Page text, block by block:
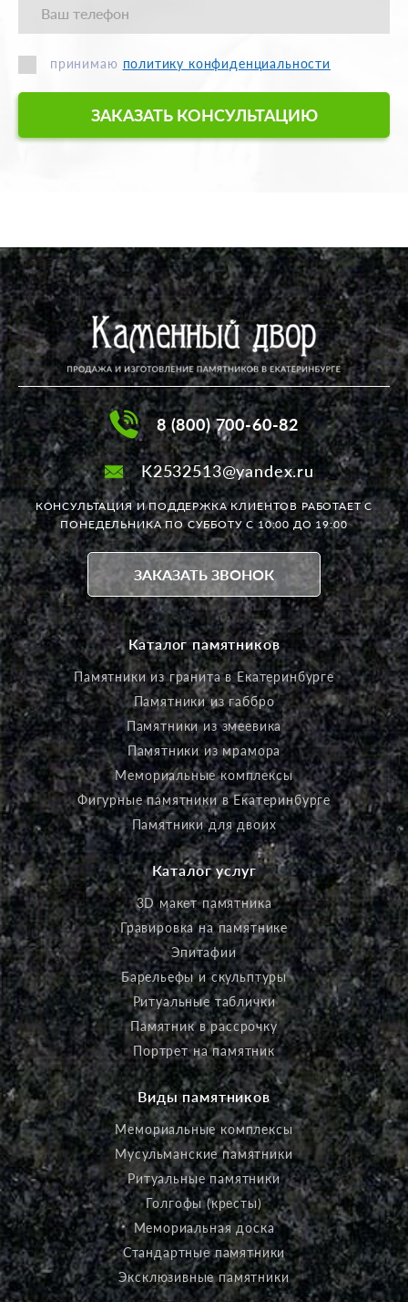
принимаю политику конфиденциальности
ЗАКАЗАТЬ КОНСУЛЬТАЦИЮ
8 (800) 700-60-82
K2532513@yandex.ru
КОНСУЛЬТАЦИЯ И ПОДДЕРЖКА КЛИЕНТОВ РАБОТАЕТС
ПОНЕДЕЛЬНИКА ПО СУББОТУ С 10:00 ДО 19:00
ЗАКАЗАТЬ ЗВОНОК
Каталог памятников
Памятники из гранита в Екатеринбурге
Памятники из габбро
Памятники из змеевика
Памятники из мрамора
Мемориальные комплексы
Фигурные памятники в Екатеринбурге
Памятники для двоих
Каталог услуг
3D макет памятника
Гравировка на памятнике
Эпитафии
Барельефы и скульптуры
Ритуальные таблички
Памятник в рассрочку
Портрет на памятник
Виды памятников
Мемориальные комплексы
Мусульманские памятники
Ритуальные памятники
Голгофы (кресты)
Мемориальная доска
Стандартные памятники
Эксклюзивные памятники